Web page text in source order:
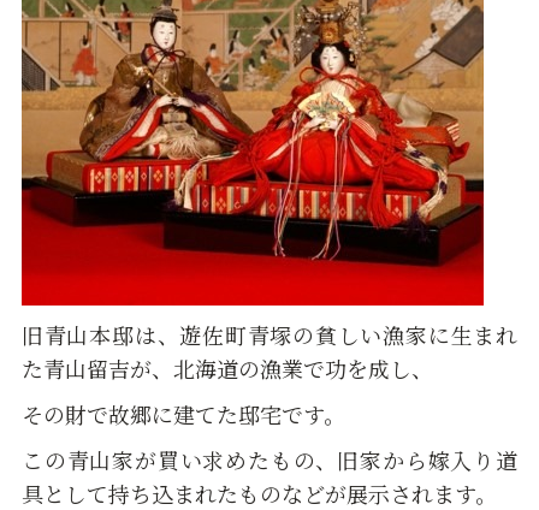
旧青山本邸は、遊佐町青塚の貧しい漁家に生まれ
た青山留吉が、北海道の漁業で功を成し、
その財で故郷に建てた邸宅です。
この青山家が買い求めたもの、旧家から嫁入り道
具として持ち込まれたものなどが展示されます。